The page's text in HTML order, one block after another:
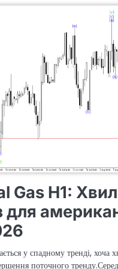
Gas H1:
для
у спадному тренді, хоча
поточного